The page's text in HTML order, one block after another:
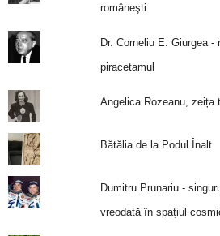
româneşti
Dr. Corneliu E. Giurgea
piracetamul
Angelica Rozeanu, zeița
Bătălia de la Podul Înalt
Dumitru Prunariu -
vreodată în spațiul